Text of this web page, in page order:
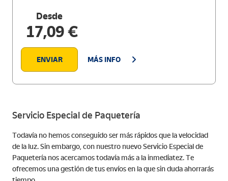
Desde
17,09 €
ENVIAR MÁS INFO
Servicio Especial de Paquetería
Todavía no hemos conseguido ser más rápidos que la velocidad
de la luz. Sin embargo, con nuestro nuevo Servicio Especial de
Paquetería nos acercamos todavía más a la inmediatez. Te
ofrecemos una gestión de tus envíos en la que sin duda ahorrarás